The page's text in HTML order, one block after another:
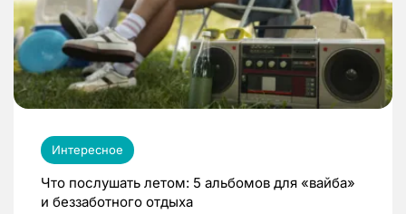
Интересное
Что послушать летом: 5 альбомов для «вайба»
и беззаботного отдыха